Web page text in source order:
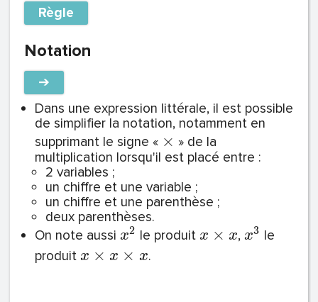
Règle
Notation
➔
Dans une expression littérale, il est possible
de simplifier la notation, notamment en
supprimant le signe « × » de la
multiplication lorsqu'il est placé entre :
2 variables ;
un chiffre et une variable ;
un chiffre et une parenthèse ;
deux parenthèses.
On note aussi x2 le produit x × x,x3 le
produit x × x × x.